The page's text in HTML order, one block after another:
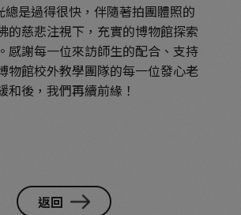
是過得很快，伴隨著拍團體照的
的慈悲注視下，充實的博物館探索
感謝每一位來訪師生的配合、支持
物館校外教學團隊的每一位發心老
和後，我們再續前緣！
返回